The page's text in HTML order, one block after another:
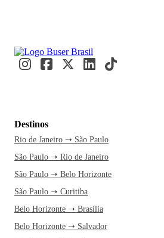
Destinos
Rio de Janeiro ➝ São Paulo
São Paulo ➝ Rio de Janeiro
São Paulo ➝ Belo Horizonte
São Paulo ➝ Curitiba
Belo Horizonte ➝ Brasília
Belo Horizonte ➝ Salvador